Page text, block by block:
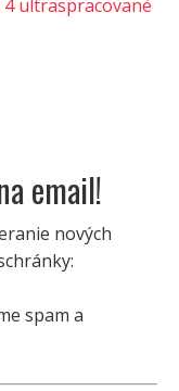
4 ultraspracované
email!
nových
spam a